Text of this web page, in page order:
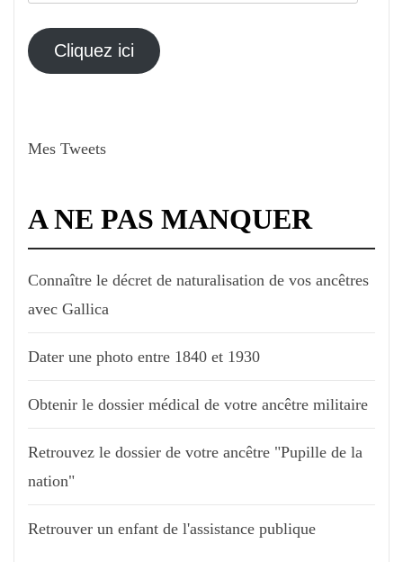
électronique
Cliquez ici
Mes Tweets
A NE PAS MANQUER
Connaître le décret de naturalisation de vos ancêtres
avec Gallica
Dater une photo entre 1840 et 1930
Obtenir le dossier médical de votre ancêtre militaire
Retrouvez le dossier de votre ancêtre "Pupille de la
nation"
Retrouver un enfant de l'assistance publique